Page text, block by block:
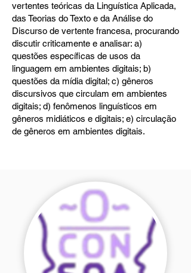
vertentes teóricas da Linguística Aplicada,
das Teorias do Texto e da Análise do
Discurso de vertente francesa, procurando
discutir criticamente e analisar: a)
questões específicas de usos da
linguagem em ambientes digitais; b)
questões da mídia digital; c) gêneros
discursivos que circulam em ambientes
digitais; d) fenômenos linguísticos em
gêneros midiáticos e digitais; e) circulação
de gêneros em ambientes digitais.